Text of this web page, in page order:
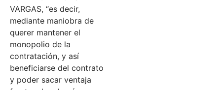
VARGAS, “es decir,
mediante maniobra de
querer mantener el
monopolio de la
contratación, y así
beneficiarse del contrato
y poder sacar ventaja